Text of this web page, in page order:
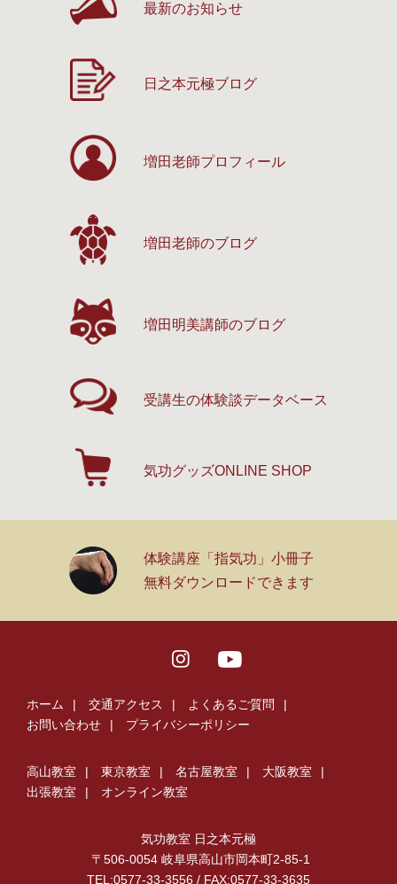
最新のお知らせ
日之本元極ブログ
増田老師プロフィール
増田老師のブログ
増田明美講師のブログ
受講生の体験談データベース
気功グッズONLINE SHOP
体験講座「指気功」小冊子
無料ダウンロードできます
ホーム 交通アクセス
よくあるご質問
お問い合わせ
プライバシーポリシー
高山教室 東京教室 名古屋教室
大阪教室
出張教室
オンライン教室
気功教室 日之本元極
〒506-0054 岐阜県高山市岡本町2-85-1
TEL:0577-33-3556 / FAX:0577-33-3635